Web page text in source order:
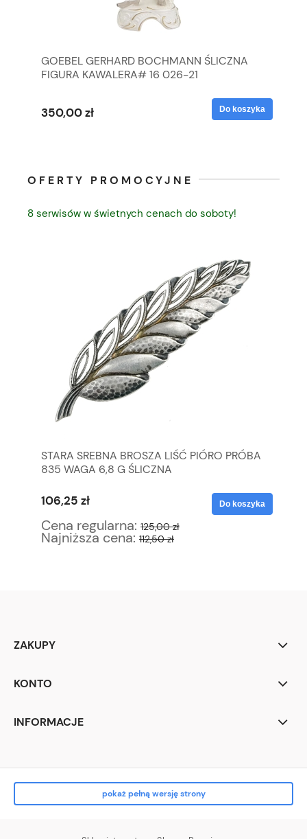
GOEBEL GERHARD BOCHMANN ŚLICZNA
FIGURA KAWALERA# 16 026-21
350,00 zł Do koszyka
OFERTY PROMOCYJNE
8 serwisów w świetnych cenach do soboty!
STARA SREBNA BROSZA LIŚĆ PIÓRO PRÓBA
835 WAGA 6,8 G ŚLICZNA
106,25 zł
Cena regularna: 125,00 zł
Najniższa cena: 112,50 zł
Do koszyka
ZAKUPY
KONTO
INFORMACJE
pokaż pełną wersję strony